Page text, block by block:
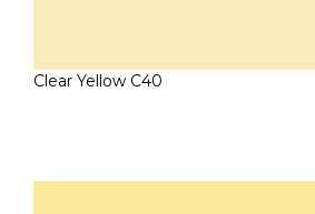
Clear Yellow C40